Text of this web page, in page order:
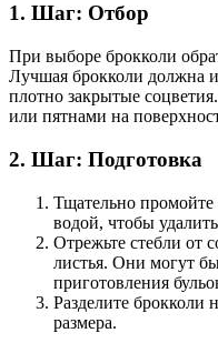
1. Шаг: Отбор
При выборе брокколи
Лучшая брокколи должна
плотно закрытые
или пятнами на
2. Шаг: Подготовка
Тщательно
водой, чтобы
Отрежьте стебли от
листья. Они могут
приготовления
Разделите брокколи
размера.